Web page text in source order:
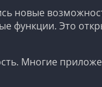
новые
функции. Это
Многие